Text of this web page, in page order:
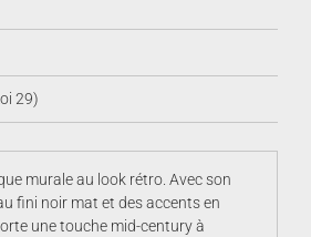
29)
murale au look rétro. Avec son
fini noir mat et des accents en
une touche mid-century à